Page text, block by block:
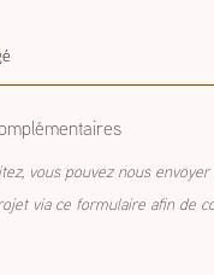
vous pouvez nous
via ce formulaire afin de